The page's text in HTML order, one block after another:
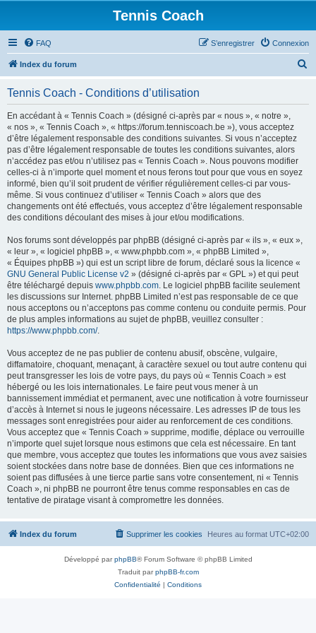
Tennis Coach
FAQ Connexion
S’enregistrer
Index du forum
Tennis Coach - Conditions d’utilisation
En accédant à « Tennis Coach » (désigné ci-après par « nous », « notre »,
« nos », « Tennis Coach », « https://forum.tenniscoach.be »), vous acceptez
d’être légalement responsable des conditions suivantes. Si vous n’acceptez
pas d’être légalement responsable de toutes les conditions suivantes, alors
n’accédez pas et/ou n’utilisez pas « Tennis Coach ». Nous pouvons modifier
celles-ci à n’importe quel moment et nous ferons tout pour que vous en soyez
informé, bien qu’il soit prudent de vérifier régulièrement celles-ci par vous-
même. Si vous continuez d’utiliser « Tennis Coach » alors que des
changements ont été effectués, vous acceptez d’être légalement responsable
des conditions découlant des mises à jour et/ou modifications.
Nos forums sont développés par phpBB (désigné ci-après par « ils », « eux »,
« leur », « logiciel phpBB », « www.phpbb.com », « phpBB Limited »,
« Équipes phpBB ») qui est un script libre de forum, déclaré sous la licence «
GNU General Public License v2 » (désigné ci-après par « GPL ») et qui peut
être téléchargé depuis www.phpbb.com. Le logiciel phpBB facilite seulement
les discussions sur Internet. phpBB Limited n’est pas responsable de ce que
nous acceptons ou n’acceptons pas comme contenu ou conduite permis. Pour
de plus amples informations au sujet de phpBB, veuillez consulter :
https://www.phpbb.com/.
Vous acceptez de ne pas publier de contenu abusif, obscène, vulgaire,
diffamatoire, choquant, menaçant, à caractère sexuel ou tout autre contenu qui
peut transgresser les lois de votre pays, du pays où « Tennis Coach » est
hébergé ou les lois internationales. Le faire peut vous mener à un
bannissement immédiat et permanent, avec une notification à votre fournisseur
d’accès à Internet si nous le jugeons nécessaire. Les adresses IP de tous les
messages sont enregistrées pour aider au renforcement de ces conditions.
Vous acceptez que « Tennis Coach » supprime, modifie, déplace ou verrouille
n’importe quel sujet lorsque nous estimons que cela est nécessaire. En tant
que membre, vous acceptez que toutes les informations que vous avez saisies
soient stockées dans notre base de données. Bien que ces informations ne
soient pas diffusées à une tierce partie sans votre consentement, ni « Tennis
Coach », ni phpBB ne pourront être tenus comme responsables en cas de
tentative de piratage visant à compromettre les données.
Index du forum Heures au format UTC+02:00
Supprimer les cookies
Développé parphpBB® Forum Software © phpBB Limited
Traduit parphpBB-fr.com
Confidentialité | Conditions